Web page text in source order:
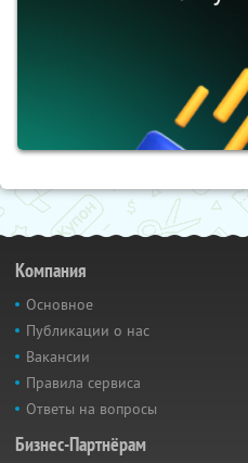
Компания
Основное
Публикации о нас
Вакансии
Правила сервиса
Ответы на вопросы
Бизнес-Партнёрам